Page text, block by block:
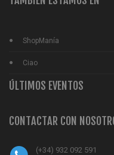
ShopManía
Ciao
ÚLTIMOS EVENTOS
CONTACTAR CON
(+34) 932 092 591